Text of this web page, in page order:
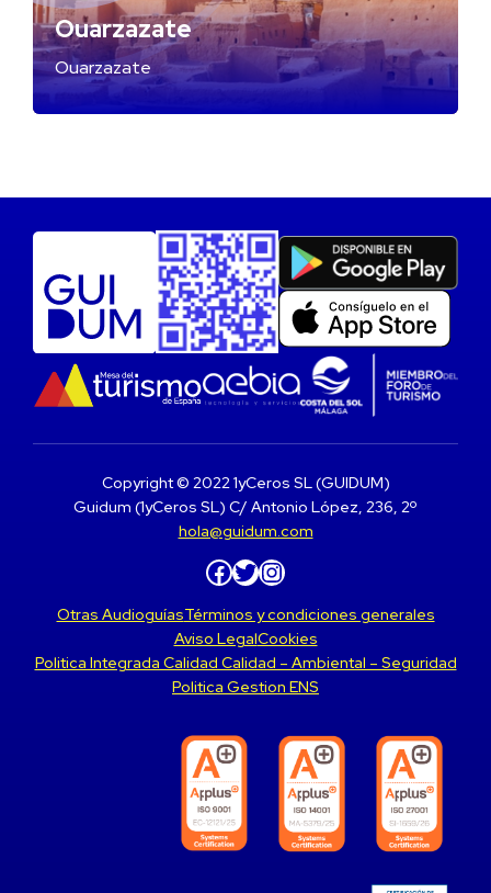
Ouarzazate
Ouarzazate
Copyright © 2022 1yCeros SL (GUIDUM)
Guidum (1yCeros SL) C/ Antonio López, 236, 2º
hola@guidum.com
Facebook Twitter Instagram
Otras AudioguíasTérminos y condiciones generales
Aviso LegalCookies
Politica Integrada Calidad Calidad – Ambiental – Seguridad
Politica Gestion ENS